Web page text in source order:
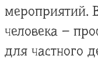
мероприятий.
человека –
для частного